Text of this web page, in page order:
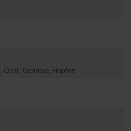
Obst, Gemüse, Hopfen